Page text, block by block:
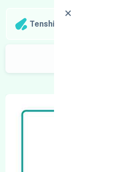
Tenshipart
چپ دوو سیلو تایوان